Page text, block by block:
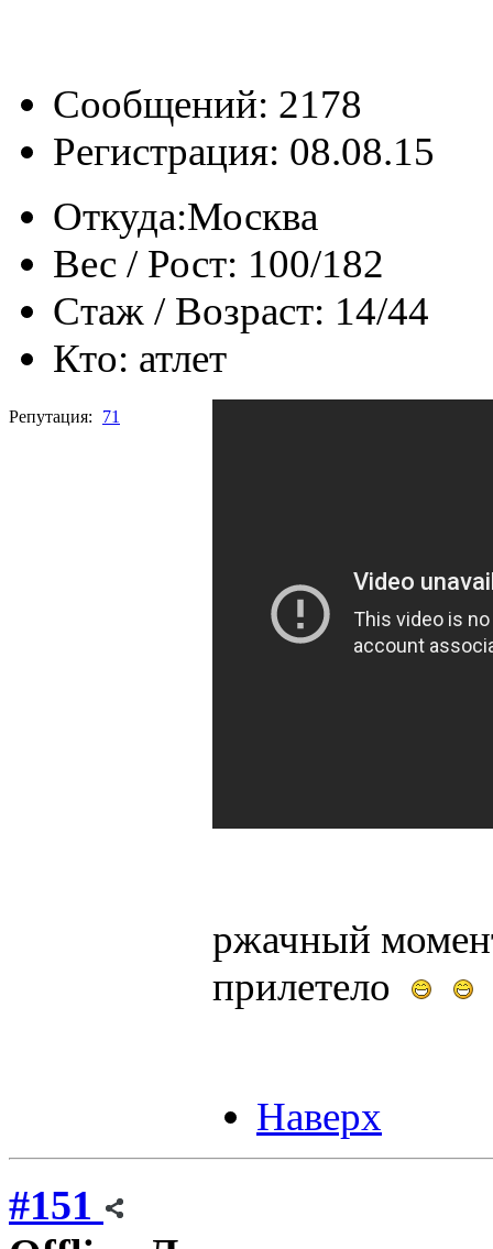
Сообщений: 2178
Регистрация: 08.08.15
Откуда:Москва
Вес / Рост: 100/182
Стаж / Возраст: 14/44
Кто: атлет
Репутация: 71
ржачный
прилетело
Наверх
#151